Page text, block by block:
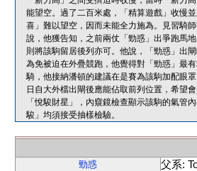
能望空。過了二百米處，「精算遊戲」收慢
喜」難以望空，因而未能全力施為。見習騎
說，他獲告知，之前兩仗「勁惑」出爭跑馬
則將該駒留居後列亦可。他說，「勁惑」出
為免被迫在外疊競跑，他覺得對「勁惑」最
騎，他接納潘頓的建議在是賽為該駒加配眼
日自大外檔出閘後應能佔取前列位置，希望
「悅駿財星」，內窺鏡檢查顯示該駒的氣管
駿」均須接受抽樣檢驗。
勁惑
父系: